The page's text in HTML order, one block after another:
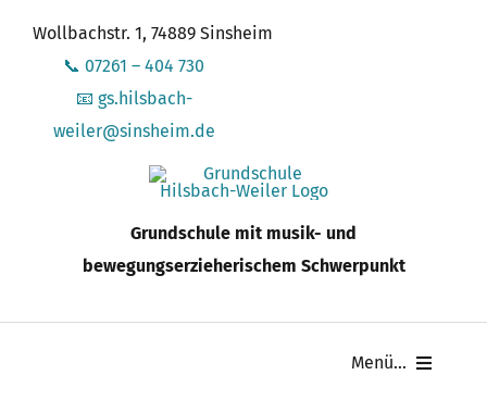
Wollbachstr. 1, 74889 Sinsheim
📞 07261 – 404 730
📧 gs.hilsbach-
weiler@sinsheim.de
Grundschule mit musik- und
bewegungserzieherischem Schwerpunkt
Menü...